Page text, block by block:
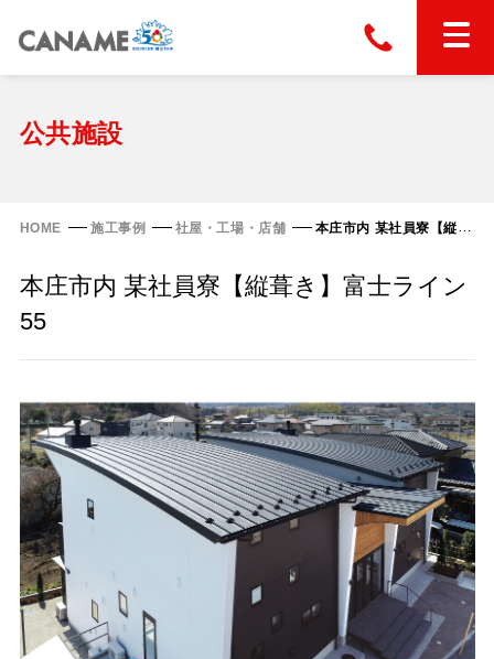
ホーム
縦葺き屋根
フリーハットⅡ型
FHR-2000
フラットライン
エコウェーブ
タイマルーフ M型
タイマルーフ F25
タイマルーフ T型
カナメ一文字葺き
カナメルーフ
洋瓦王(ヨウガオウ)
通気断熱工法
Vi65 PLUS
Vi75・Vi125
Viカバー50
換気棟システム
換気棟システム
デザイン軒樋
カナメシャープ樋
屋根の改修
技術情報
ダウンロード
お問い合わせ
公共施設
HOME 施工事例 社屋・工場・店舗 本庄市内 某社員寮【縦葺き】富士ライン55
本庄市内 某社員寮【縦葺き】富士ライン
55